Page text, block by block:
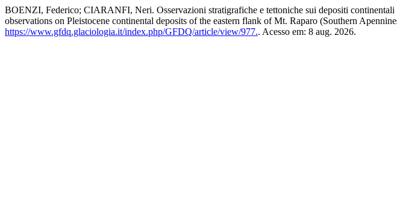
BOENZI, Federico; CIARANFI, Neri. Osservazioni stratigrafiche e tettoniche sui depositi
observations on Pleistocene continental deposits of the eastern flank of Mt. Raparo (Southern
https://www.gfdq.glaciologia.it/index.php/GFDQ/article/view/977.. Acesso em: 8 aug. 2026.